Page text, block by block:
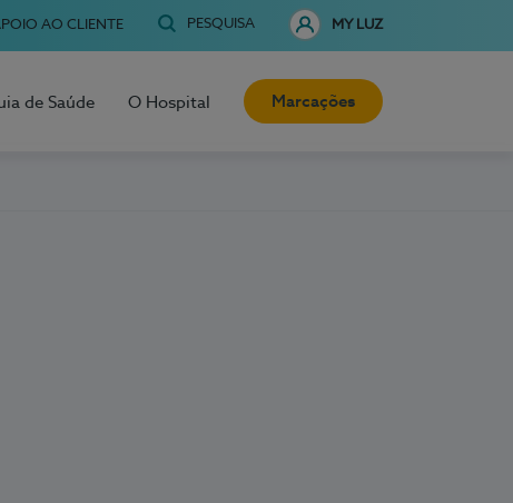
AO CLIENTE PESQUISA MY LUZ
de Saúde O Hospital Marcações